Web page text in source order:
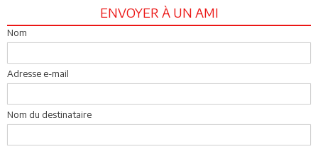
ENVOYER À UN AMI
Nom
Adresse e-mail
Nom du destinataire